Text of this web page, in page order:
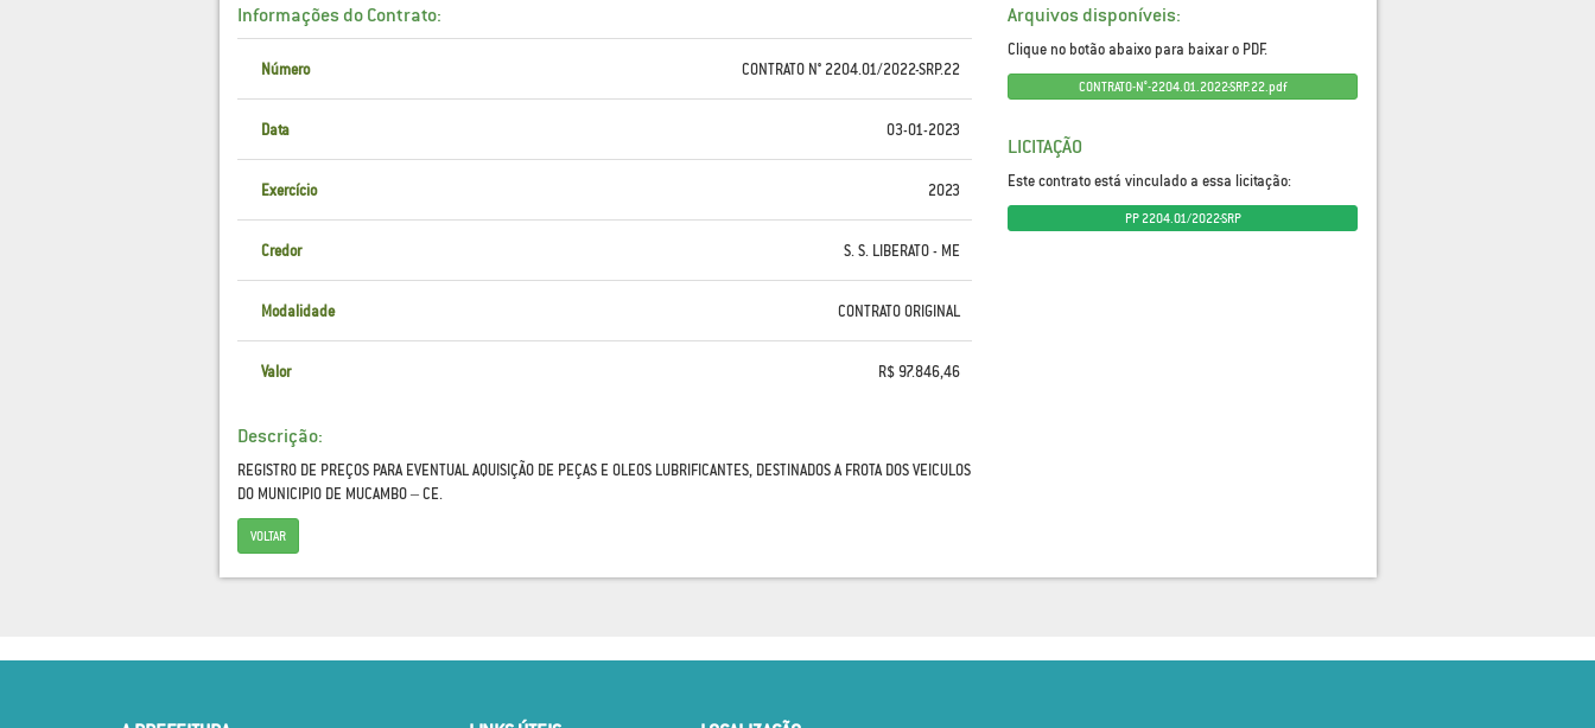
Informações do Contrato:
Número CONTRATO N° 2204.01/2022-SRP.22
Data 03-01-2023
Exercício 2023
Credor S. S. LIBERATO - ME
Modalidade CONTRATO ORIGINAL
Valor R$ 97.846,46
Descrição:
REGISTRO DE PREÇOS PARA EVENTUAL AQUISIÇÃO DE PEÇAS E OLEOS LUBRIFICANTES, DESTINADOS A FROTA DOS VEICULOS
DO MUNICIPIO DE MUCAMBO – CE.
VOLTAR
Arquivos disponíveis:
Clique no botão abaixo para baixar o PDF.
CONTRATO-N°-2204.01.2022-SRP.22.pdf
LICITAÇÃO
Este contrato está vinculado a essa licitação:
PP 2204.01/2022-SRP